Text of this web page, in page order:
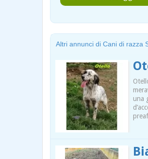
Altri annunci di Cani di razza
una